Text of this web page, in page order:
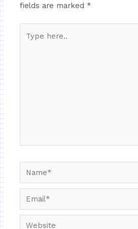
fields are marked *